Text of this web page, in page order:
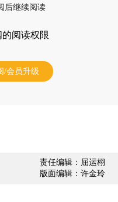
后继续阅读
阅读权限
/会员升级
责任编辑：屈运栩
版面编辑：许金玲